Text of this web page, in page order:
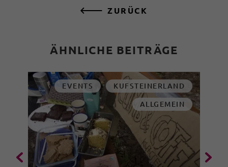
ZURÜCK
ÄHNLICHE BEITRÄGE
EVENTS
KUFSTEINERLAND
ALLGEMEIN